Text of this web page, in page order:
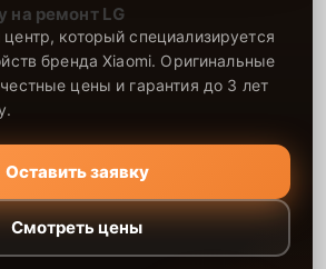
на ремонт LG
который специализируется
бренда Xiaomi. Оригинальные
цены и гарантия до 3 лет
Оставить заявку
Смотреть цены